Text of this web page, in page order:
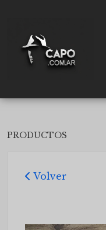
PRODUCTOS
Volver